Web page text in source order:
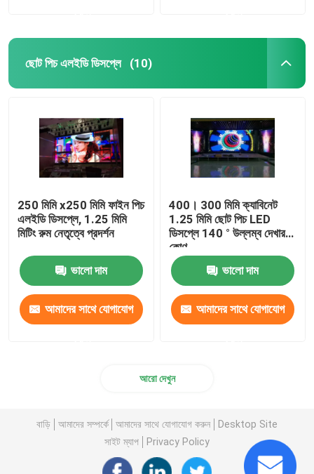
ছোট পিচ এলইডি ডিসপ্লে (10)
250 মিমি x250 মিমি ফাইন পিচ
এলইডি ডিসপ্লে, 1.25 মিমি
মিটিং রুম নেতৃত্বে প্রদর্শন
ভালো দাম
আমাদের সাথে যোগাযোগ
400। 300 মিমি ক্যাবিনেট
1.25 মিমি ছোট পিচ LED
ডিসপ্লে 140 ° উল্লম্ব দেখার
কোণ
ভালো দাম
আমাদের সাথে যোগাযোগ
আরো দেখুন
বাড়ি আমাদের সম্পর্কে আমাদের সাথে যোগাযোগ করুন
Desktop Site
সাইট ম্যাপ
Privacy Policy